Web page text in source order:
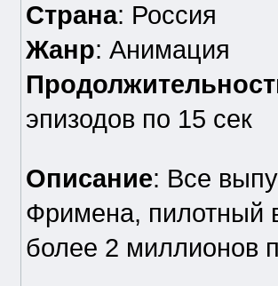
Страна: Россия
Жанр: Анимация
эпизодов по 15 сек
Описание: Все
Фримена, пилотный
более 2 миллионов